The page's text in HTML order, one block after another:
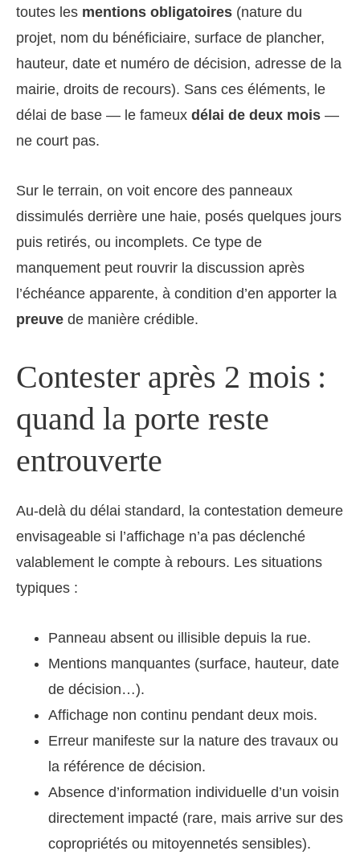
toutes les mentions obligatoires (nature du
projet, nom du bénéficiaire, surface de plancher,
hauteur, date et numéro de décision, adresse de la
mairie, droits de recours). Sans ces éléments, le
délai de base — le fameux délai de deux mois —
ne court pas.
Sur le terrain, on voit encore des panneaux
dissimulés derrière une haie, posés quelques jours
puis retirés, ou incomplets. Ce type de
manquement peut rouvrir la discussion après
l’échéance apparente, à condition d’en apporter la
preuve de manière crédible.
Contester après 2 mois :
quand la porte reste
entrouverte
Au-delà du délai standard, la contestation demeure
envisageable si l’affichage n’a pas déclenché
valablement le compte à rebours. Les situations
typiques :
Panneau absent ou illisible depuis la rue.
Mentions manquantes (surface, hauteur, date
de décision…).
Affichage non continu pendant deux mois.
Erreur manifeste sur la nature des travaux ou
la référence de décision.
Absence d’information individuelle d’un voisin
directement impacté (rare, mais arrive sur des
copropriétés ou mitoyennetés sensibles).